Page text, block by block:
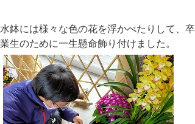
水鉢には様々な色の花を浮かべたりして、卒
業生のために一生懸命飾り付けました。